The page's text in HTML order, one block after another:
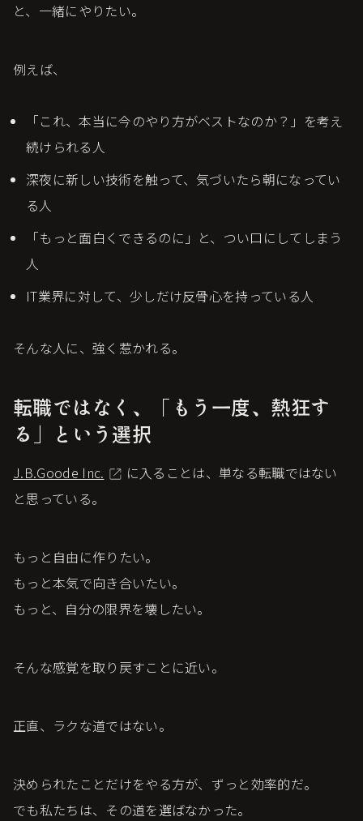
と、一緒にやりたい。
例えば、
「これ、本当に今のやり方がベストなのか？」を考え
続けられる人
深夜に新しい技術を触って、気づいたら朝になってい
る人
「もっと面白くできるのに」と、つい口にしてしまう
人
IT業界に対して、少しだけ反骨心を持っている人
そんな人に、強く惹かれる。
転職ではなく、「もう一度、熱狂す
る」という選択
J.B.Goode Inc.
に入ることは、単なる転職ではない
と思っている。
もっと自由に作りたい。
もっと本気で向き合いたい。
もっと、自分の限界を壊したい。
そんな感覚を取り戻すことに近い。
正直、ラクな道ではない。
決められたことだけをやる方が、ずっと効率的だ。
でも私たちは、その道を選ばなかった。